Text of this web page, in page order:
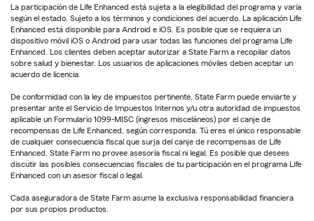
La participación de Life Enhanced está sujeta a la elegibilidad del programa y varía
según el estado. Sujeto a los términos y condiciones del acuerdo. La aplicación Life
Enhanced está disponible para Android e iOS. Es posible que se requiera un
dispositivo móvil iOS o Android para usar todas las funciones del programa Life
Enhanced. Los clientes deben aceptar autorizar a State Farm a recopilar datos
sobre salud y bienestar. Los usuarios de aplicaciones móviles deben aceptar un
acuerdo de licencia.
De conformidad con la ley de impuestos pertinente, State Farm puede enviarte y
presentar ante el Servicio de Impuestos Internos y/u otra autoridad de impuestos
aplicable un Formulario 1099-MISC (ingresos misceláneos) por el canje de
recompensas de Life Enhanced, según corresponda. Tú eres el único responsable
de cualquier consecuencia fiscal que surja del canje de recompensas de Life
Enhanced. State Farm no provee asesoría fiscal ni legal. Es posible que desees
discutir las posibles consecuencias fiscales de tu participación en el programa Life
Enhanced con un asesor fiscal o legal.
Cada aseguradora de State Farm asume la exclusiva responsabilidad financiera
por sus propios productos.